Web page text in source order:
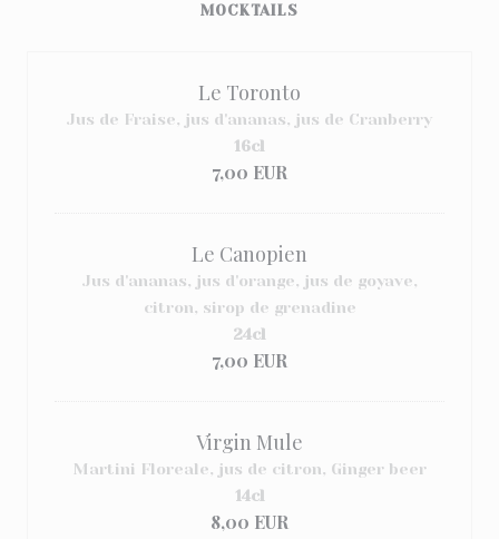
MOCKTAILS
Le Toronto
Jus de Fraise, jus d'ananas, jus de Cranberry
7,00 EUR
16cl
Le Canopien
Jus d'ananas, jus d'orange, jus de goyave,
citron, sirop de grenadine
7,00 EUR
24cl
Virgin Mule
Martini Floreale, jus de citron, Ginger beer
8,00 EUR
14cl